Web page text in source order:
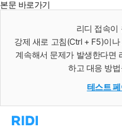
본문 바로가기
리디 접속이
강제 새로 고침(Ctrl + F5)이
계속해서 문제가 발생한다면
하고 대응 방
테스트
리